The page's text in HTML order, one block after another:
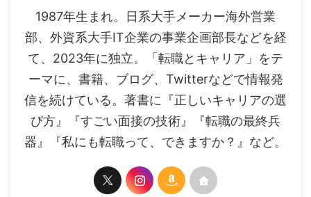
1987年生まれ。日系大手メーカー海外営業
部、外資系大手IT企業の事業企画部長などを経
て、2023年に独立。「転職とキャリア」をテ
ーマに、書籍、ブログ、Twitterなどで情報発
信を続けている。著書に『正しいキャリアの選
び方』『すごい面接の技術』『転職の最終兵
器』『私にも転職って、できますか？』など。